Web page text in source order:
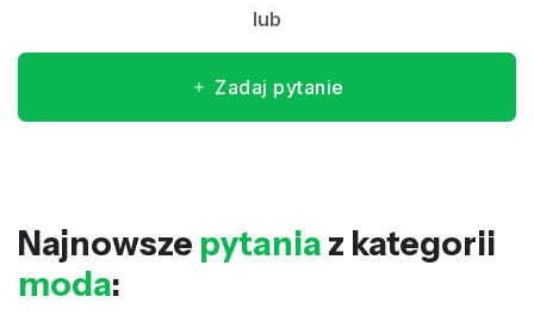
lub
Zadaj pytanie
Najnowsze pytania z kategorii
moda: